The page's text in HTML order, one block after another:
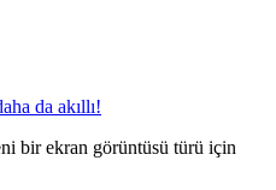
da akıllı!
bir ekran görüntüsü türü için